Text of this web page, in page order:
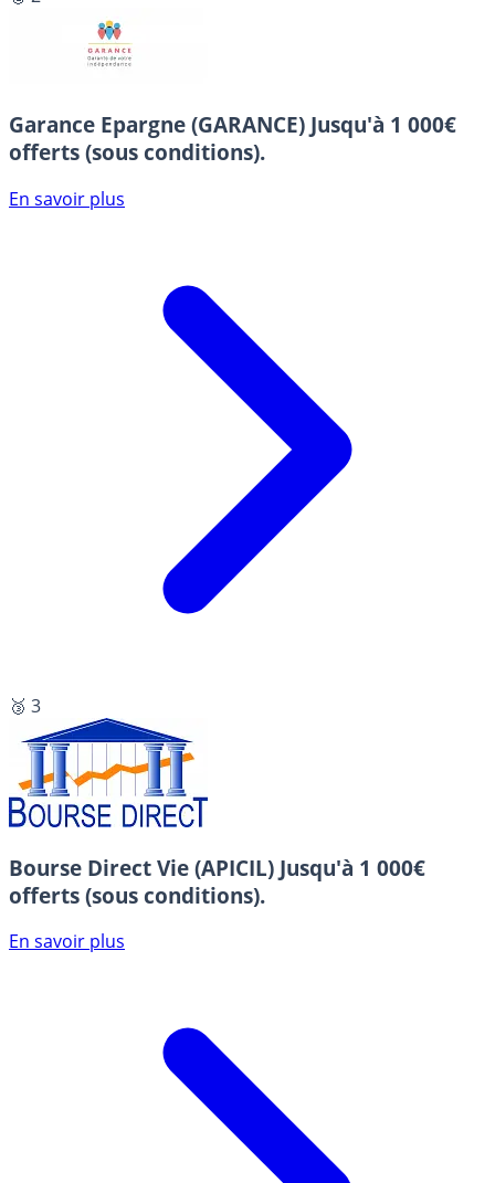
Garance Epargne (GARANCE) Jusqu'à 1 000€
offerts (sous conditions).
En savoir plus
🥉 3
Bourse Direct Vie (APICIL) Jusqu'à 1 000€
offerts (sous conditions).
En savoir plus